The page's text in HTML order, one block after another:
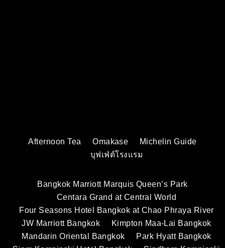
Afternoon Tea Omakase
Michelin Guide
บุฟเฟ่ต์โรงแรม
Bangkok Marriott Marquis Queen’s Park
Centara Grand at Central World
Four Seasons Hotel Bangkok at Chao Phraya River
JW Marriott Bangkok
Kimpton Maa-Lai Bangkok
Mandarin Oriental Bangkok
Park Hyatt Bangkok